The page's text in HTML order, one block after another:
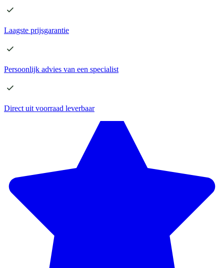
Laagste prijsgarantie
Persoonlijk advies van een specialist
Direct uit voorraad leverbaar